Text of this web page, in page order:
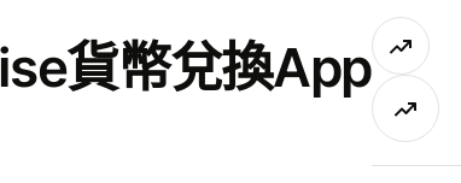
貨幣兌換App